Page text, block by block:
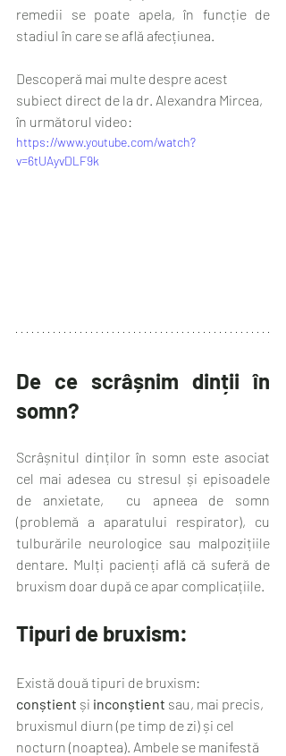
remedii se poate apela, în funcție de
stadiul în care se află afecțiunea.
Descoperă mai multe despre acest
subiect direct de la dr. Alexandra Mircea,
în următorul video:
https://www.youtube.com/watch?
v=6tUAyvDLF9k
De ce scrâșnim dinții în
somn?
Scrâșnitul dinților în somn este asociat
cel mai adesea cu stresul și episoadele
de anxietate,  cu apneea de somn
(problemă a aparatului respirator), cu
tulburările neurologice sau malpozițiile
dentare. Mulți pacienți află că suferă de
bruxism doar după ce apar complicațiile.
Tipuri de bruxism:
Există două tipuri de bruxism:
conștient și inconștient sau, mai precis,
bruxismul diurn (pe timp de zi) și cel
nocturn (noaptea). Ambele se manifestă